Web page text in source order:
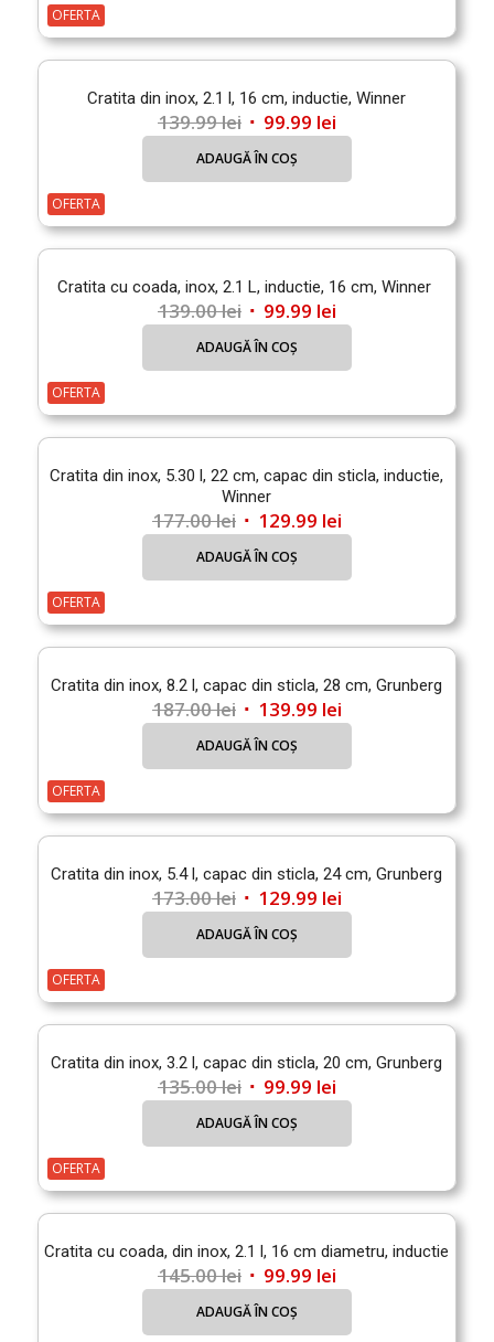
149.99 lei.
OFERTA
Cratita din inox, 2.1 l, 16 cm, inductie, Winner
139.99lei Prețul
inițial
139.99 lei.
99.99 leiPrețul
curent
este:
ADAUGĂ ÎN COȘ
OFERTA
Cratita cu coada, inox, 2.1 L, inductie, 16 cm, Winner
139.00lei Prețul
inițial
139.00 lei.
99.99 leiPrețul
curent
este:
ADAUGĂ ÎN COȘ
OFERTA
Cratita din inox, 5.30 l, 22 cm, capac din sticla, inductie,
Winner
177.00lei Prețul
inițial
177.00 lei.
129.99 leiPrețul
curent
este:
ADAUGĂ ÎN COȘ
OFERTA
Cratita din inox, 8.2 l, capac din sticla, 28 cm, Grunberg
187.00lei Prețul
inițial
187.00 lei.
139.99 leiPrețul
curent
este:
ADAUGĂ ÎN COȘ
OFERTA
Cratita din inox, 5.4 l, capac din sticla, 24 cm, Grunberg
173.00lei Prețul
inițial
173.00 lei.
129.99 leiPrețul
curent
este:
ADAUGĂ ÎN COȘ
OFERTA
Cratita din inox, 3.2 l, capac din sticla, 20 cm, Grunberg
135.00lei Prețul
inițial
135.00 lei.
99.99 leiPrețul
curent
este:
ADAUGĂ ÎN COȘ
OFERTA
Cratita cu coada, din inox, 2.1 l, 16 cm diametru, inductie
145.00lei Prețul
inițial
99.99 leiPrețul
curent
este:
ADAUGĂ ÎN COȘ